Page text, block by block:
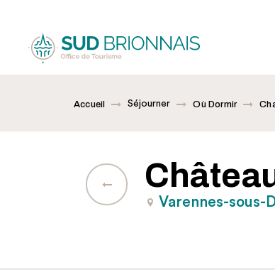
Accueil Séjourner Où Dormir
Varennes-sous-